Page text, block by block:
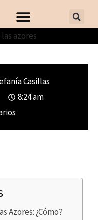
a las Azores.
saber
Casillas
8:24 am
Azores: ¿Cómo?